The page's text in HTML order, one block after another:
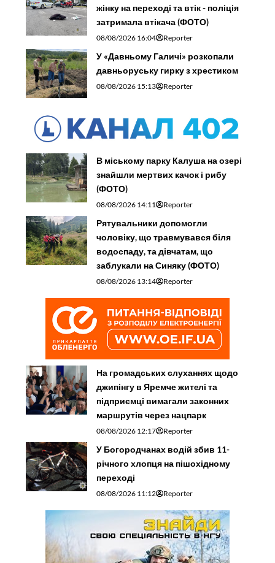
жінку на переході та втік - поліція
затримала втікача (ФОТО)
08/08/2026 16:04 Reporter
У «Давньому Галичі» розкопали
давньоруську гирку з хрестиком
08/08/2026 15:13 Reporter
В міському парку Калуша на озері
знайшли мертвих качок і рибу
(ФОТО)
08/08/2026 14:11 Reporter
Рятувальники допомогли
чоловіку, що травмувався біля
водоспаду, та дівчатам, що
заблукали на Синяку (ФОТО)
08/08/2026 13:14 Reporter
На громадських слуханнях щодо
джипінгу в Яремче житeлі та
підприємці вимагали законних
маршрутів через нацпарк
08/08/2026 12:17 Reporter
У Богородчанах водій збив 11-
річного хлопця на пішохідному
переході
08/08/2026 11:12 Reporter